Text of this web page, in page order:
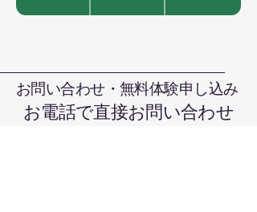
お問い合わせ・無料体験申し込み
お電話で直接お問い合わせ